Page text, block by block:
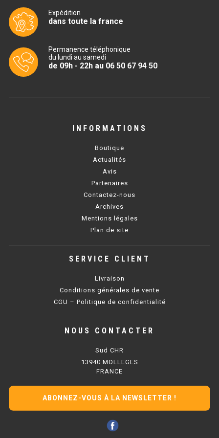
CUISINIÈRE 600 GAZ
CUISINIÈRE 900 GAZ
CUISINIÈRE 900 ÉLECTRIQUE
BAIN MARIE 600 ÉLECTRIQUE
BAIN MARIE 700 ÉLECTRIQUE
CHAUFFE FRITES SÉRIE UOC
CHAUFFE FRITES 700 ÉLECTRIQUE
PLAQUE DE CUISSON
PLAQUE SÉRIE UOC
Expédition
dans toute la france
Permanence téléphonique
du lundi au samedi
de 09h - 22h au 06 50 67 94 50
INFORMATIONS
Boutique
Actualités
Avis
Partenaires
Contactez-nous
Archives
Mentions légales
Plan de site
SERVICE CLIENT
Livraison
Conditions générales de vente
CGU – Politique de confidentialité
NOUS CONTACTER
Sud CHR
13940 MOLLEGES
FRANCE
ABONNEZ-VOUS À LA NEWSLETTER !